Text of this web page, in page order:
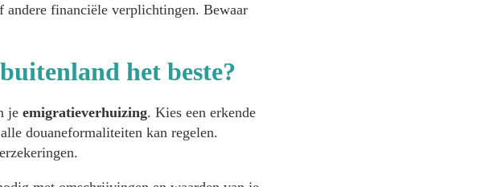
financiële verplichtingen. Bewaar
het beste?
je emigratieverhuizing. Kies een erkende
douaneformaliteiten kan regelen.